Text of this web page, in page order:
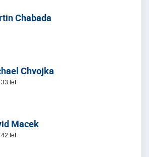
Chabada
Chvojka
let
Macek
let